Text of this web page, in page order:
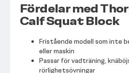
Fördelar med
Calf Squat Block
Fristående modell som inte
eller maskin
Passar för vadträning,
rörlighetsövningar